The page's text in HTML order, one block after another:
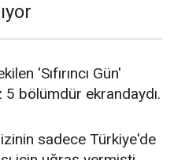
'Sıfırıncı Gün'
bölümdür ekrandaydı.
sadece Türkiye'de